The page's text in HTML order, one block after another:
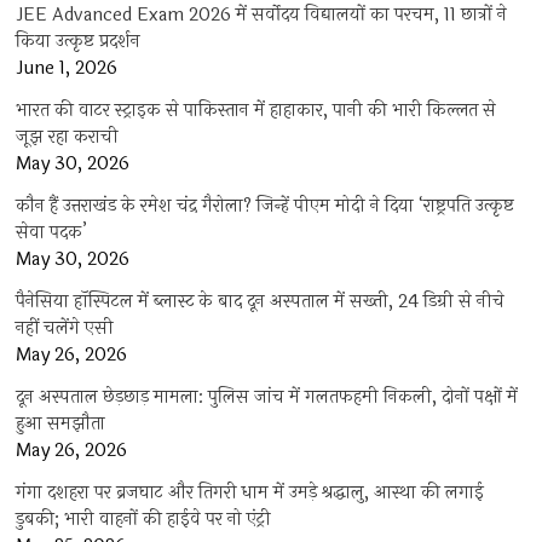
JEE Advanced Exam 2026 में सर्वोदय विद्यालयों का परचम, 11 छात्रों ने
किया उत्कृष्ट प्रदर्शन
June 1, 2026
भारत की वाटर स्ट्राइक से पाकिस्तान में हाहाकार, पानी की भारी किल्लत से
जूझ रहा कराची
May 30, 2026
कौन हैं उत्तराखंड के रमेश चंद्र गैरोला? जिन्हें पीएम मोदी ने दिया ‘राष्ट्रपति उत्कृष्ट
सेवा पदक’
May 30, 2026
पैनेसिया हॉस्पिटल में ब्लास्ट के बाद दून अस्पताल में सख्ती, 24 डिग्री से नीचे
नहीं चलेंगे एसी
May 26, 2026
दून अस्पताल छेड़छाड़ मामला: पुलिस जांच में गलतफहमी निकली, दोनों पक्षों में
हुआ समझौता
May 26, 2026
गंगा दशहरा पर ब्रजघाट और तिगरी धाम में उमड़े श्रद्धालु, आस्था की लगाई
डुबकी; भारी वाहनों की हाईवे पर नो एंट्री